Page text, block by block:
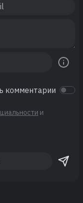
комментарии
и